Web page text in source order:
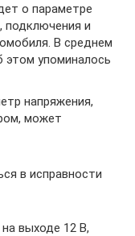
о параметре
подключения и
В среднем
этом упоминалось
напряжения,
может
в исправности
выходе 12 В,